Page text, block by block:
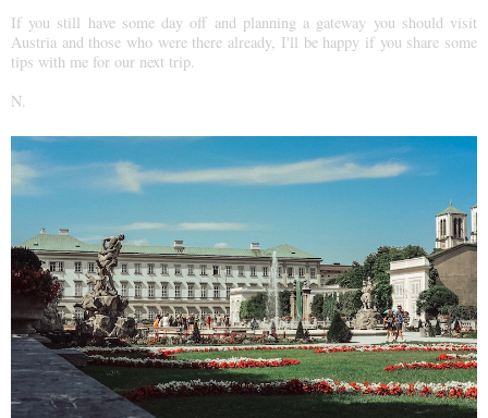
If you still have some day off and planning a gateway you should visit
Austria and those who were there already, I'll be happy if you share some
tips with me for our next trip.
N.